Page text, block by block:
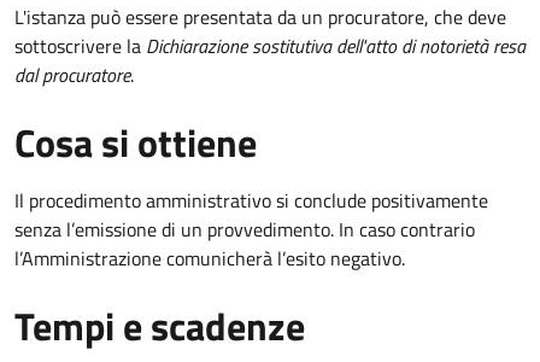
L'istanza può essere presentata da un procuratore, che deve
sottoscrivere la Dichiarazione sostitutiva dell'atto di notorietà resa
dal procuratore.
Cosa si ottiene
Il procedimento amministrativo si conclude positivamente
senza l’emissione di un provvedimento. In caso contrario
l’Amministrazione comunicherà l’esito negativo.
Tempi e scadenze